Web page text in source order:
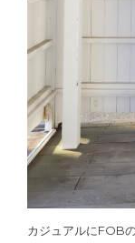
カジュアルにFOB